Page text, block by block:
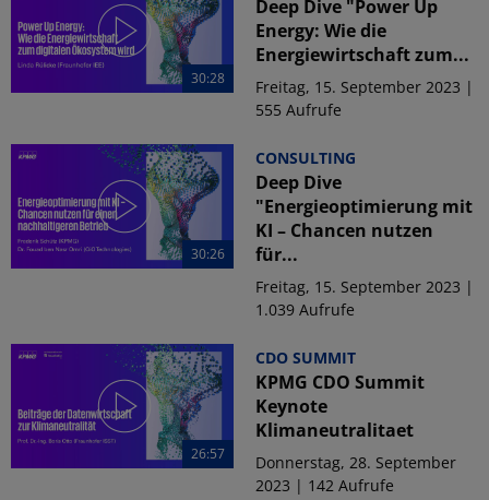
30:28
Deep Dive "Power Up
Energy: Wie die
Energiewirtschaft zum...
Freitag, 15. September 2023 |
555 Aufrufe
30:26
CONSULTING
Deep Dive
"Energieoptimierung mit
KI – Chancen nutzen
für...
Freitag, 15. September 2023 |
1.039 Aufrufe
26:57
CDO SUMMIT
KPMG CDO Summit
Keynote
Klimaneutralitaet
Donnerstag, 28. September
2023 | 142 Aufrufe